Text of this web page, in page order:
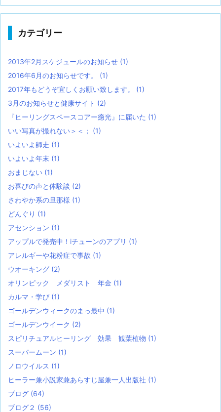
カテゴリー
2013年2月スケジュールのお知らせ (1)
2016年6月のお知らせです。 (1)
2017年もどうぞ宜しくお願い致します。 (1)
3月のお知らせと健康サイト (2)
『ヒーリングスペースコアー癒光』に届いた (1)
いい写真が撮れない＞＜； (1)
いよいよ師走 (1)
いよいよ年末 (1)
おまじない (1)
お喜びの声と体験談 (2)
さわやか系の旦那様 (1)
どんぐり (1)
アセンション (1)
アップルで発売中！iチューンのアプリ (1)
アレルギーや花粉症で事故 (1)
ウオーキング (2)
オリンピック メダリスト 年金 (1)
カルマ・学び (1)
ゴールデンウィークのまっ最中 (1)
ゴールデンウイーク (2)
スピリチュアルヒーリング 効果 観葉植物 (1)
スーパームーン (1)
ノロウイルス (1)
ヒーラー兼小説家兼あらすじ屋兼一人出版社 (1)
ブログ (64)
ブログ２ (56)